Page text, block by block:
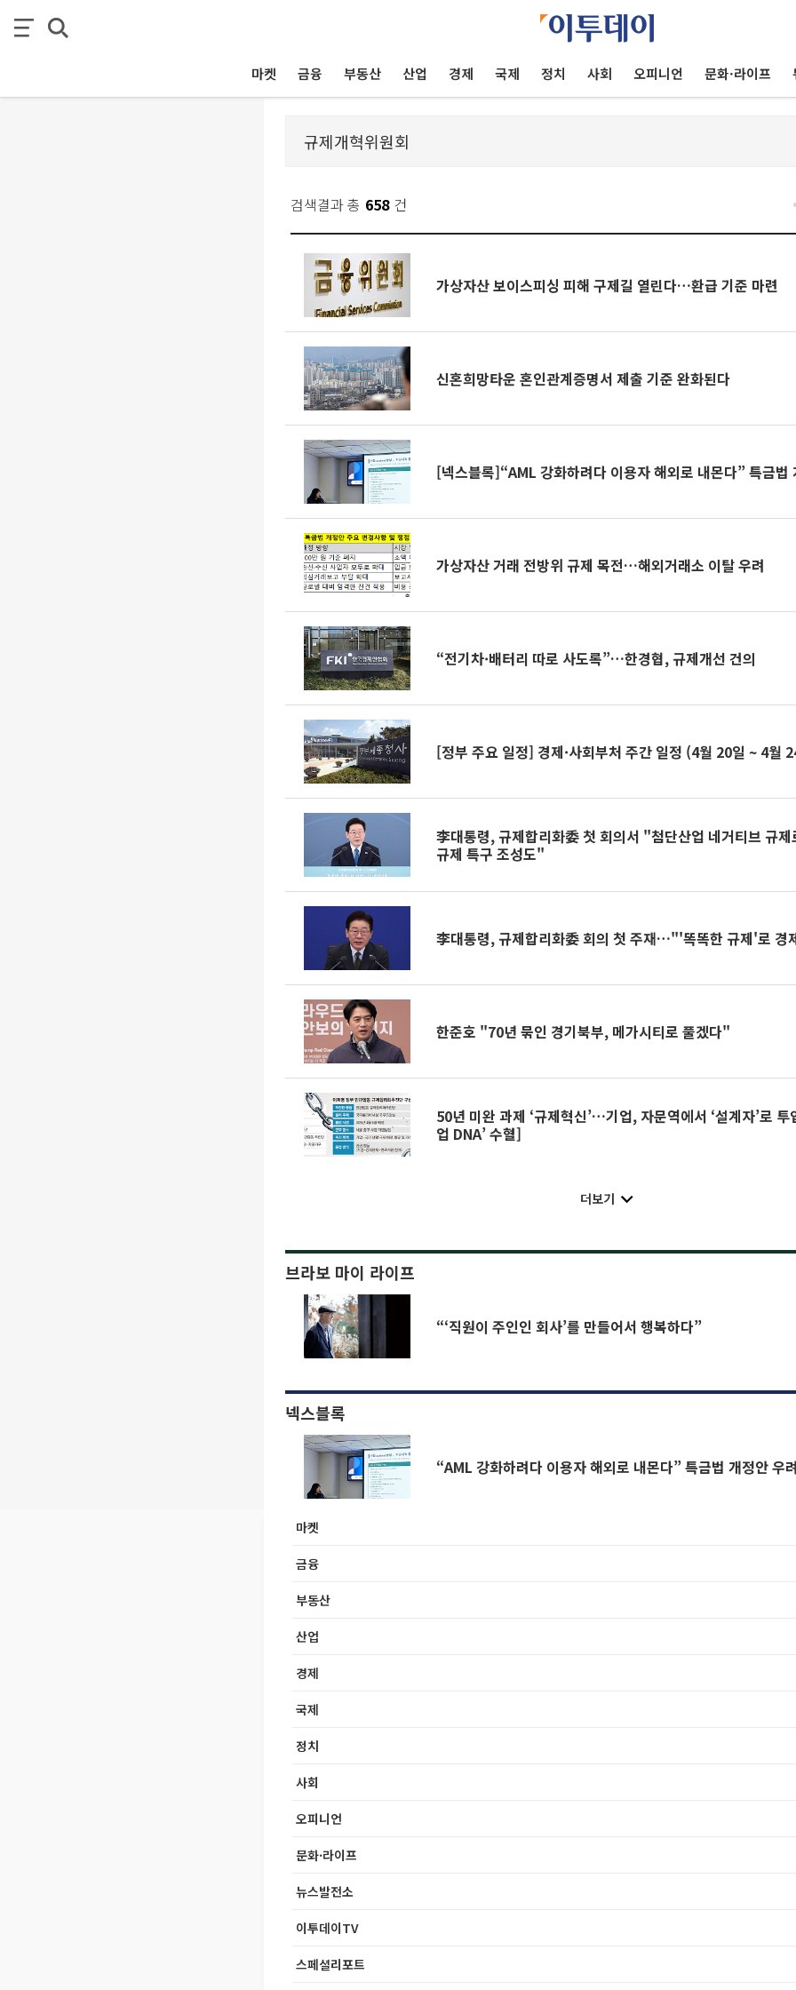
마켓 금융 부동산 산업 경제 국제 정치 사회 오피니언 문화·라이프
검색결과 총 658 건
가상자산 보이스피싱 피해 구제길 열린다…환급 기준 마련
신혼희망타운 혼인관계증명서 제출 기준 완화된다
[넥스블록]“AML 강화하려다 이용자 해외로 내몬다” 특금법
가상자산 거래 전방위 규제 목전…해외거래소 이탈 우려
“전기차·배터리 따로 사도록”…한경협, 규제개선 건의
[정부 주요 일정] 경제·사회부처 주간 일정 (4월 20일 ~ 4월
李대통령, 규제합리화委 첫 회의서 "첨단산업 네거티브 규
규제 특구 조성도"
李대통령, 규제합리화委 회의 첫 주재…"'똑똑한 규제'로 경
한준호 "70년 묶인 경기북부, 메가시티로 풀겠다"
50년 미완 과제 ‘규제혁신’…기업, 자문역에서 ‘설계자’로 투
업 DNA’ 수혈]
더보기
브라보 마이 라이프
“‘직원이 주인인 회사’를 만들어서 행복하다”
넥스블록
“AML 강화하려다 이용자 해외로 내몬다” 특금법 개정안 우
마켓
금융
부동산
산업
경제
국제
정치
사회
오피니언
문화·라이프
뉴스발전소
이투데이TV
스페셜리포트